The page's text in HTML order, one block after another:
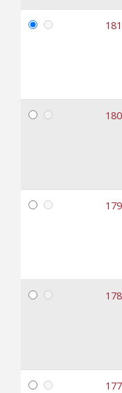
181
180
179
178
177